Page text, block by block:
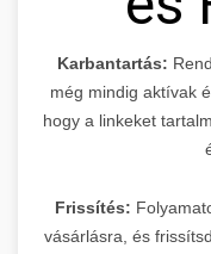
Karbantartás:
még mindig aktívak
hogy a linkeket
Frissítés:
vásárlásra, és